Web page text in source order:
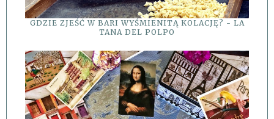
GDZIE ZJEŚĆ W BARI WYŚMIENITĄ KOLACJĘ? - LA
TANA DEL POLPO